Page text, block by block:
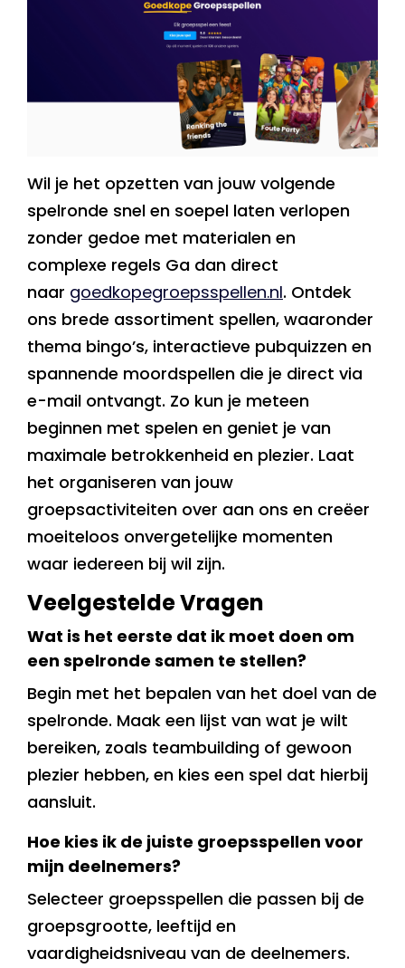
Wil je het opzetten van jouw volgende
spelronde snel en soepel laten verlopen
zonder gedoe met materialen en
complexe regels Ga dan direct
naar goedkopegroepsspellen.nl. Ontdek
ons brede assortiment spellen, waaronder
thema bingo’s, interactieve pubquizzen en
spannende moordspellen die je direct via
e-mail ontvangt. Zo kun je meteen
beginnen met spelen en geniet je van
maximale betrokkenheid en plezier. Laat
het organiseren van jouw
groepsactiviteiten over aan ons en creëer
moeiteloos onvergetelijke momenten
waar iedereen bij wil zijn.
Veelgestelde Vragen
Wat is het eerste dat ik moet doen om
een spelronde samen te stellen?
Begin met het bepalen van het doel van de
spelronde. Maak een lijst van wat je wilt
bereiken, zoals teambuilding of gewoon
plezier hebben, en kies een spel dat hierbij
aansluit.
Hoe kies ik de juiste groepsspellen voor
mijn deelnemers?
Selecteer groepsspellen die passen bij de
groepsgrootte, leeftijd en
vaardigheidsniveau van de deelnemers.